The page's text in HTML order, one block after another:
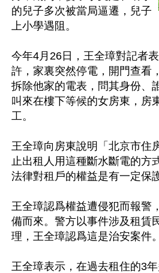
的兒子多次被當局逼遷，兒子
上小學遇阻。
今年4月26日，王全璋對記者
許，家裏突然停電，開門查看
拆除他家的電表，問其身份、
叫來在樓下等候的女房東，房
工。
王全璋向房東說明「北京市住
止出租人用這種斷水斷電的方
法律對租戶的權益是有一定保
王全璋認爲權益遭侵犯而報警
備而來。警方以事件涉及租賃
理，王全璋認爲這是治安案件。
王全璋表示，在過去租住的3